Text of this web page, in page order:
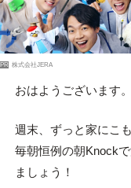
PR 株式会社JERA
おはようございます
週末、ずっと家にこ
毎朝恒例の朝Knock
ましょう！